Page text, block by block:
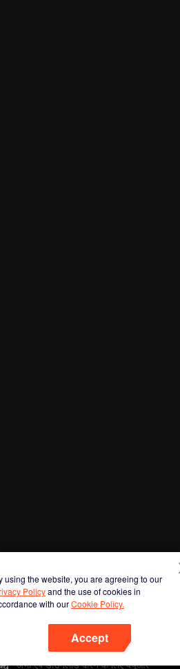
using the website, you are agreeing to our
Policyand the use of cookies in
with ourCookie Policy.
Accept
अभी ऐप डाउनलोड करने के लिए क्यूआर